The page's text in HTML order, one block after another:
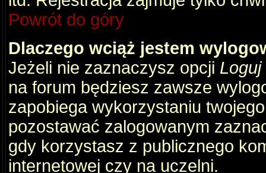
Powrót do góry
Dlaczego wciąż jestem
Jeżeli nie zaznaczysz opcji
na forum będziesz zawsze
zapobiega wykorzystaniu
pozostawać zalogowanym
gdy korzystasz z publicznego
internetowej czy na uczelni.